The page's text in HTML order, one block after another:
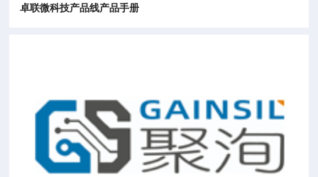
卓联微科技产品线产品手册